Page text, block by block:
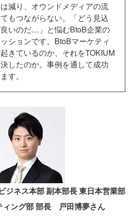
減り、オウンドメディアの流
もつながらない。「どう見込
いのだ…」と悩むBtoB企業の
ションです。BtoBマーケティ
きているのか、それをTOKIUM
したのか。事例を通して成功
す。
ネス本部 副本部長 東日本営業部
ィング部 部長 戸田博夢さん